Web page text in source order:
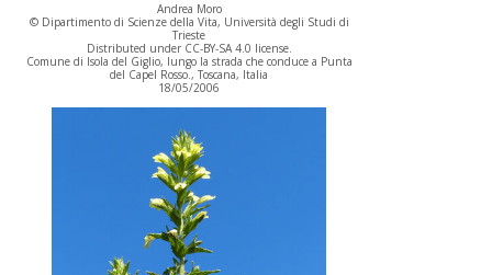
Andrea Moro
© Dipartimento di Scienze della Vita, Università degli Studi di
Trieste
Distributed under CC-BY-SA 4.0 license.
Comune di Isola del Giglio, lungo la strada che conduce a Punta
del Capel Rosso., Toscana, Italia
18/05/2006